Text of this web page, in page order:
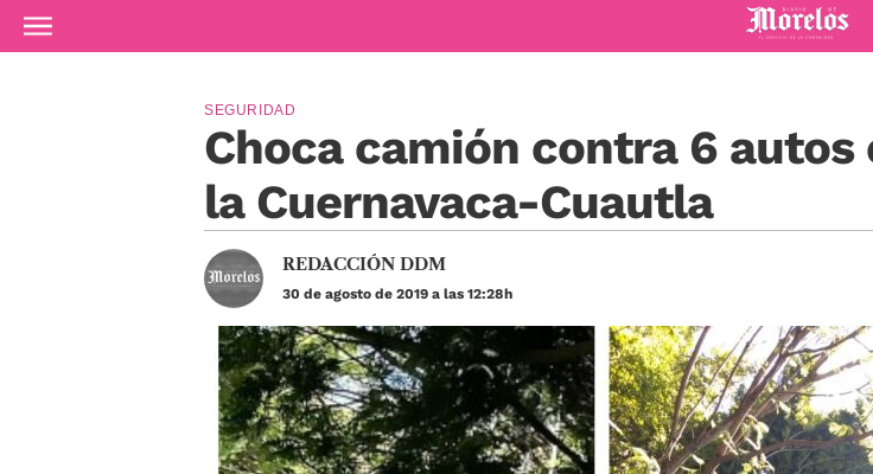
Ir al contenido principal
Diario de Morelos
Choca camión contra 6 autos
la Cuernavaca-Cuautla
SEGURIDAD
REDACCIÓN DDM
30 de agosto de 2019 a las 12:28h